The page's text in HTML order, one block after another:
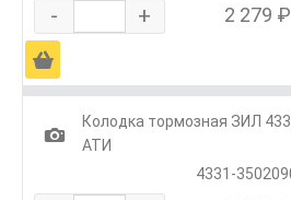
- + 2 279 ₽
Ä
1
Колодка тормозная ЗИЛ
АТИ
4331-